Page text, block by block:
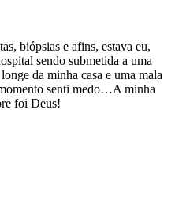
biópsias e afins, estava eu,
sendo submetida a uma
da minha casa e uma mala
senti medo…A minha
foi Deus!